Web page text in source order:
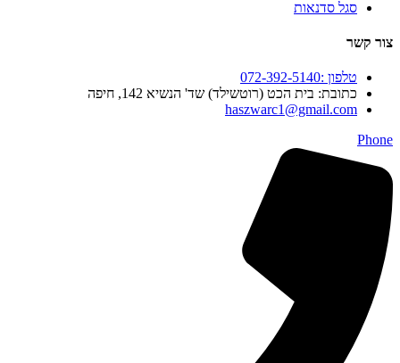
סגל סדנאות
צור קשר
טלפון :072-392-5140
כתובת: בית הכט (רוטשילד) שד' הנשיא 142, חיפה
haszwarc1@gmail.com
Phone